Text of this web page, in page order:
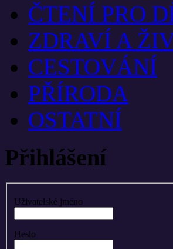
ČTENÍ PRO
ZDRAVÍ A
CESTOVÁNÍ
PŘÍRODA
OSTATNÍ
Přihlášení
Uživatelské jméno
Heslo